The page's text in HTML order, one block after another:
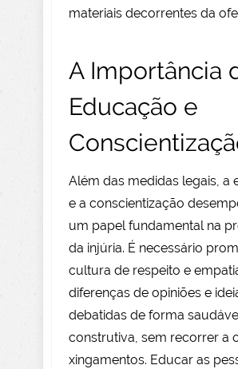
materiais decorrentes da
A Importância
Educação e
Além das medidas legais, a
e a conscientização
um papel fundamental na
da injúria. É necessário
cultura de respeito e
diferenças de opiniões e
debatidas de forma
construtiva, sem recorrer a
xingamentos. Educar as